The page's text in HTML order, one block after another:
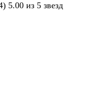
5.00 из 5 звезд